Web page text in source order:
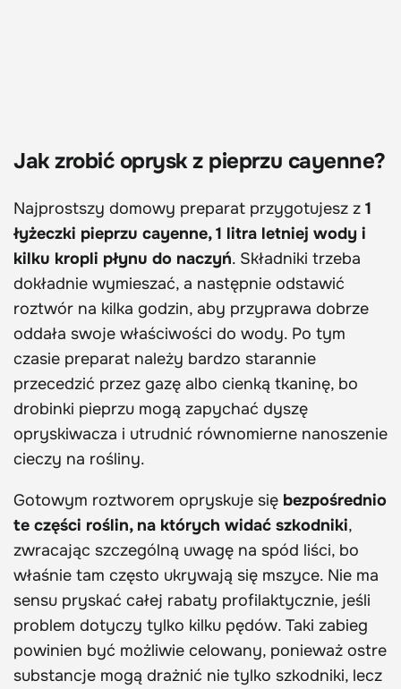
Jak zrobić oprysk z pieprzu cayenne?
Najprostszy domowy preparat przygotujesz z 1
łyżeczki pieprzu cayenne, 1 litra letniej wody i
kilku kropli płynu do naczyń. Składniki trzeba
dokładnie wymieszać, a następnie odstawić
roztwór na kilka godzin, aby przyprawa dobrze
oddała swoje właściwości do wody. Po tym
czasie preparat należy bardzo starannie
przecedzić przez gazę albo cienką tkaninę, bo
drobinki pieprzu mogą zapychać dyszę
opryskiwacza i utrudnić równomierne nanoszenie
cieczy na rośliny.
Gotowym roztworem opryskuje się bezpośrednio
te części roślin, na których widać szkodniki,
zwracając szczególną uwagę na spód liści, bo
właśnie tam często ukrywają się mszyce. Nie ma
sensu pryskać całej rabaty profilaktycznie, jeśli
problem dotyczy tylko kilku pędów. Taki zabieg
powinien być możliwie celowany, ponieważ ostre
substancje mogą drażnić nie tylko szkodniki, lecz